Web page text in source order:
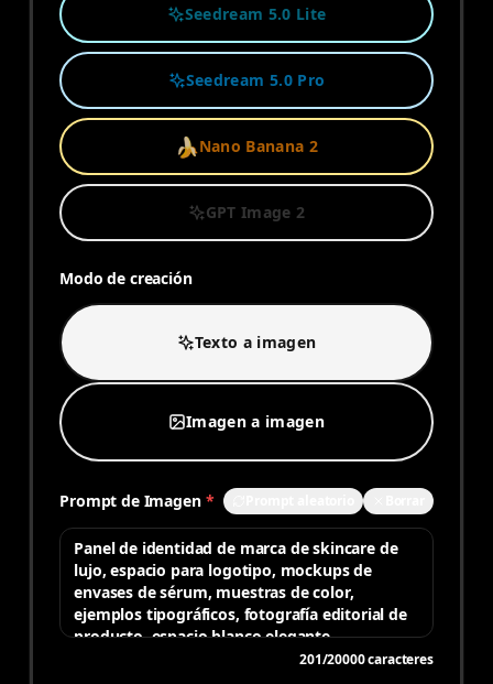
Seedream 5.0 Lite
Seedream 5.0 Pro
🍌Nano Banana 2
GPT Image 2
Modo de creación
Texto a imagen
Imagen a imagen
Prompt de Imagen *
201/20000caracteres